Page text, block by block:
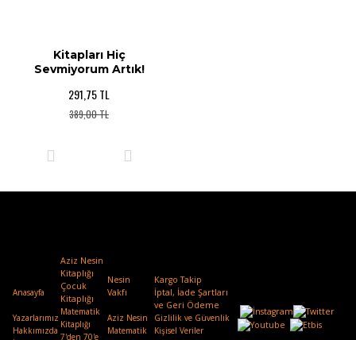
Kitapları Hiç
Sevmiyorum Artık!
291,75 TL
389,00 TL
Anasayfa
Yazarlarımız
Hakkımızda
Aziz Nesin
Kitaplığı
Çocuk
Kitaplığı
Matematik
Kitaplığı
7'den 70'e
Nesin
Vakfı
Aziz Nesin
Matematik
Kargo Takip
İptal, İade Şartları
ve Geri Ödeme
Gizlilik ve Güvenlik
Kişisel Veriler